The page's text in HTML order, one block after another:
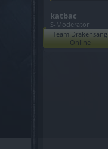
katbac
S-Moderator
Team Drakensang
Online